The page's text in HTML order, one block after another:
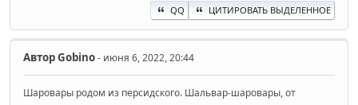
QQ ЦИТИРОВАТЬ ВЫДЕЛЕННОЕ
АвторGobino- июня 6, 2022, 20:44
Шаровары родом из персидского. Шальвар-шаровары, от